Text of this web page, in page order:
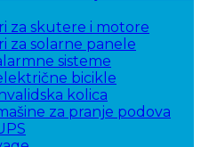
za skutere i motore
za solarne panele
sisteme
bicikle
kolica
za pranje podova